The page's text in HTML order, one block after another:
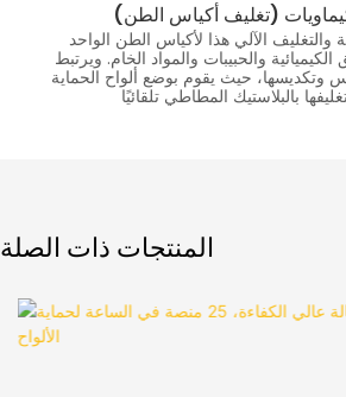
(تغليف أكياس الطن)
الآلي هذا لأكياس الطن الواحد
والحبيبات والمواد الخام. ويرتبط
وتكديسها، حيث يقوم بوضع ألواح الحماية
المنتجات ذات الصلة